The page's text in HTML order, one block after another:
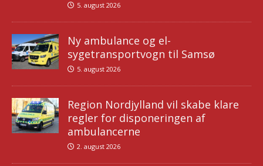
5. august 2026
Ny ambulance og el-
sygetransportvogn til Samsø
5. august 2026
Region Nordjylland vil skabe klare
regler for disponeringen af
ambulancerne
2. august 2026